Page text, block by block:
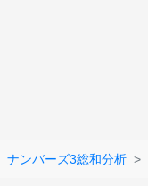
ナンバーズ3総和分析